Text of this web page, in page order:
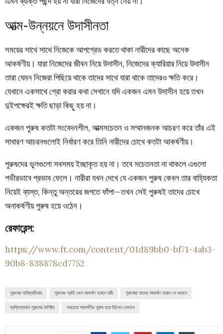
আত্ম-উন্নয়নে উদাসীনতা
সময়ের সাথে সাথে নিজেকে আপগ্রেড করতে থাকা নারীদের কাছে অনেক
আকর্ষণীয়। যারা নিজেদের জীবন নিয়ে উদাসীন, নিজেদের ক্যারিয়ার নিয়ে উদাসীন
তারা যেমন নিজেরা পিছিয়ে থাকে তাদের সাথে যারা থাকে তাদেরও ক্ষতি করে।
যেখানে একসাথে গ্রো করার কথা সেখানে যদি একজন এমন উদাসীন হয়ে তখন
দুইপক্ষেরই ক্ষতি ছাড়া কিছু হয় না।
একজন পুরুষ কতটা সংবেদনশীল, আত্মসচেতন ও সম্মানজনক আচরণ করে তাঁর এই
সাধারণ আচরনগুলোই নির্ধারণ করে তিনি নারীদের চোখে কতটা আকর্ষণীয়।
পুরুষদের ভুলগুলো সবসময় ইচ্ছাকৃত হয় না। তবে সচেতনতা না থাকলে এগুলো
গভীরভাবে প্রভাব ফেলে। নারীরা যখন দেখে যে একজন পুরুষ কেবল তার বাহ্যিকতা
নিয়েই ব্যস্ত, কিন্তু অন্তরের জগতে ফাঁপা—তখন সেই পুরুষই তাদের চোখে
অনাকর্ষণীয় পুরুষ হয়ে ওঠেন।
রেফারেন্স:
https://www.ft.com/content/01d89bb0-bf71-4ab3-
90b8-838878cd7752
পুরুষের দায়িত্বহীনতা পুরুষের প্রতি কেন আকর্ষণ হারান নারী পুরুষেরা তাদের আকর্ষণ হারান যে কারনে
ব্যক্তিত্ববান পুরুষের বৈশিষ্ট্য সবচেয়ে আকর্ষণীয় পুরুষ হয়ে উঠবেন যেভাবে